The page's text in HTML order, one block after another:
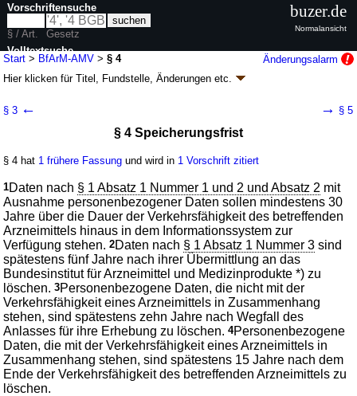
Start > BfArM-AMV >§ 4
Änderungsalarm
Hier klicken fürTitel, Fundstelle, Änderungen etc.
(BfArM-AMV
BGBl. I S. 140(Nr. 7 ); zuletzt geändert durch
Geltung ab 27.02.2010; FNA: 2121-51-54Apotheken- und
7 weitere Fassungen | Drucksachen / Entwurf / Begründung |
wird in 7 Vorschriften zitiert
§ 3 ← → § 5
§ 4 Speicherungsfrist
§ 4 hat 1 frühere Fassung und wird in 1 Vorschrift zitiert
1Daten nach § 1 Absatz 1 Nummer 1 und 2 und Absatz 2 mit
Ausnahme personenbezogener Daten sollen mindestens 30
Jahre über die Dauer der Verkehrsfähigkeit des betreffenden
Arzneimittels hinaus in dem Informationssystem zur
Verfügung stehen.2Daten nach § 1 Absatz 1 Nummer 3 sind
spätestens fünf Jahre nach ihrer Übermittlung an das
Bundesinstitut für Arzneimittel und Medizinprodukte *) zu
löschen.3Personenbezogene Daten, die nicht mit der
Verkehrsfähigkeit eines Arzneimittels in Zusammenhang
stehen, sind spätestens zehn Jahre nach Wegfall des
Anlasses für ihre Erhebung zu löschen.4Personenbezogene
Daten, die mit der Verkehrsfähigkeit eines Arzneimittels in
Zusammenhang stehen, sind spätestens 15 Jahre nach dem
Ende der Verkehrsfähigkeit des betreffenden Arzneimittels zu
löschen.
Vorschriftensuche
§ / Art.
Gesetz
Volltextsuche
nur in BfArM-AMV
buzer.de
Normalansicht